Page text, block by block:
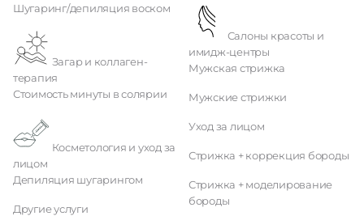
Шугаринг/депиляция воском
терапия
Стоимость минуты в солярии
лицом
Депиляция шугарингом
Другие услуги
имидж-центры
Мужская стрижка
Мужские стрижки
Уход за лицом
Стрижка + коррекция бороды
Стрижка + моделирование
бороды